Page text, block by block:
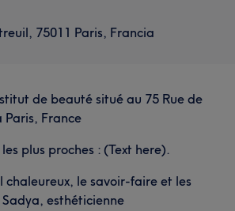
75011 Paris, Francia
de beauté situé au 75 Rue de
Paris, France
plus proches : (Text here).
chaleureux, le savoir-faire et les
esthéticienne